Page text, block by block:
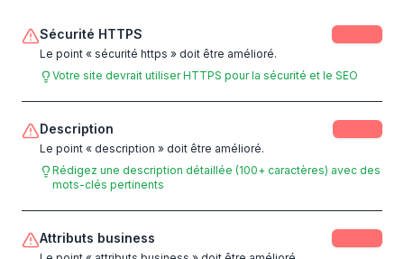
Sécurité HTTPS
Le point « sécurité https » doit être amélioré.
Votre site devrait utiliser HTTPS pour la sécurité et le SEO
Description
Le point « description » doit être amélioré.
Rédigez une description détaillée (100+ caractères) avec des
mots-clés pertinents
Attributs business